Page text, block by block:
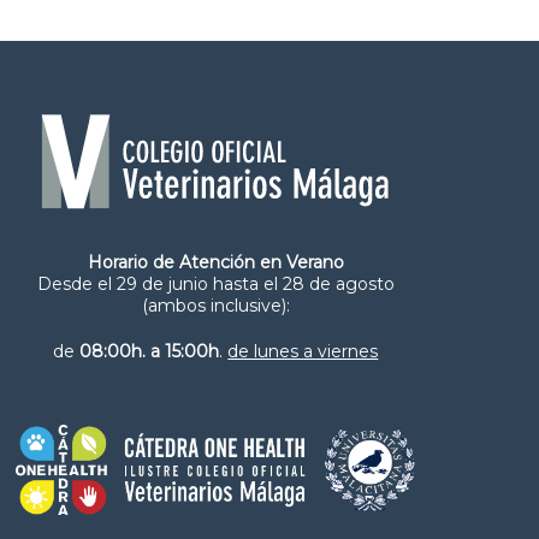
Horario de Atención en Verano
Desde el 29 de junio hasta el 28 de agosto
(ambos inclusive):
de 08:00h. a 15:00h. de lunes a viernes